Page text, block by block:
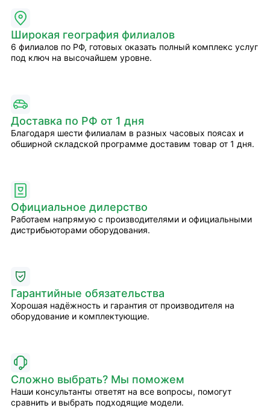
Широкая география филиалов
6 филиалов по РФ, готовых оказать полный комплекс услуг
под ключ на высочайшем уровне.
Доставка по РФ от 1 дня
Благодаря шести филиалам в разных часовых поясах и
обширной складской программе доставим товар от 1 дня.
Официальное дилерство
Работаем напрямую с производителями и официальными
дистрибьюторами оборудования.
Гарантийные обязательства
Хорошая надёжность и гарантия от производителя на
оборудование и комплектующие.
Сложно выбрать? Мы поможем
Наши консультанты ответят на все вопросы, помогут
сравнить и выбрать подходящие модели.